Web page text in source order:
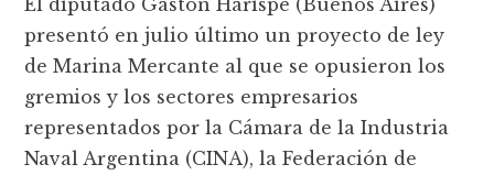
El diputado Gastón Harispe (Buenos Aires)
presentó en julio último un proyecto de ley
de Marina Mercante al que se opusieron los
gremios y los sectores empresarios
representados por la Cámara de la Industria
Naval Argentina (CINA), la Federación de